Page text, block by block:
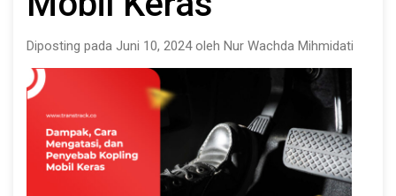
Diposting pada Juni 10, 2024 oleh Nur Wachda Mihmidati